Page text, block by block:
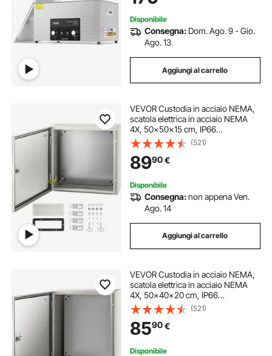
Disponibile
Consegna: Dom. Ago. 9 - Gio.
Ago. 13
Aggiungi al carrello
VEVOR Custodia in acciaio NEMA,
scatola elettrica in acciaio NEMA
4X, 50x50x15 cm, IP66
impermeabile e antipolvere, scatola
di giunzione elettrica per
esterni/interni, con piastra di
montaggio
(521)
8990€
Disponibile
Consegna:non appena Ven.
Ago. 14
Aggiungi al carrello
VEVOR Custodia in acciaio NEMA,
scatola elettrica in acciaio NEMA
4X, 50x40x20 cm, IP66
impermeabile e antipolvere, scatola
di giunzione elettrica per
esterni/interni, con piastra di
montaggio
(521)
8590€
Disponibile